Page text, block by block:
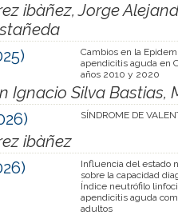
ibàñez, Jorge
Cambios en la
apendicitis aguda en
años 2010 y 2020
Ignacio Silva Bastias,
SÍNDROME DE
ibàñez
Influencia del estado
sobre la capacidad
Índice neutrófilo
apendicitis aguda
adultos